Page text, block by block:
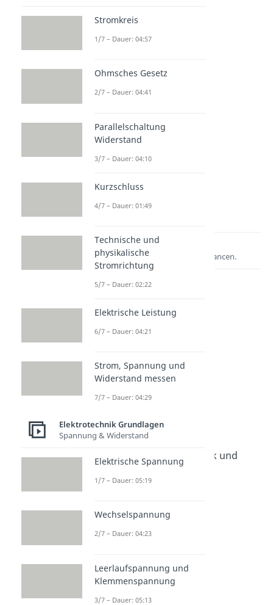
Lernen lohnt sich!
Entdecke hier deine Chancen.
Weitere Inhalte:
Grundlagen
Bauteile der Elektrotechnik
Bauteile der Elektrotechnik und
Ohmsches Gesetz
Dauer: 07:30
Transformator
Dauer: 05:13
Fadenstrahlrohr
Dauer: 05:28
Wirbelstrombremse
Stromkreis
1/7 – Dauer: 04:57
Ohmsches Gesetz
2/7 – Dauer: 04:41
Parallelschaltung
Widerstand
3/7 – Dauer: 04:10
Kurzschluss
4/7 – Dauer: 01:49
Technische und
physikalische
Stromrichtung
5/7 – Dauer: 02:22
Elektrische Leistung
6/7 – Dauer: 04:21
Strom, Spannung und
Widerstand messen
7/7 – Dauer: 04:29
Elektrotechnik Grundlagen
Spannung & Widerstand
Elektrische Spannung
1/7 – Dauer: 05:19
Wechselspannung
2/7 – Dauer: 04:23
Leerlaufspannung und
Klemmenspannung
3/7 – Dauer: 05:13